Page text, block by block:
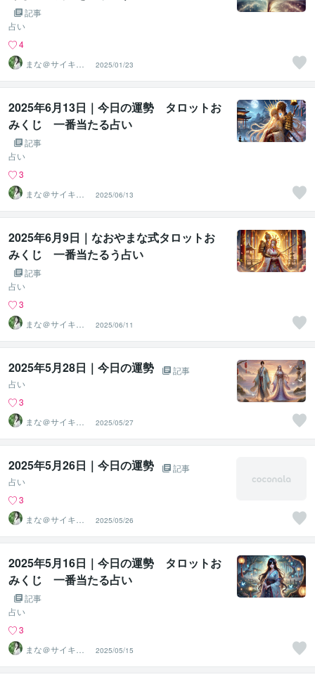
記事
占い
4
まな＠サイキッ
ク能力を覚醒さ
せる専門家
2025/01/23
2025年6月13日｜今日の運勢 タロットお
みくじ 一番当たる占い
記事
占い
3
まな＠サイキッ
ク能力を覚醒さ
せる専門家
2025/06/13
2025年6月9日｜なおやまな式タロットお
みくじ 一番当たるう占い
記事
占い
3
まな＠サイキッ
ク能力を覚醒さ
せる専門家
2025/06/11
2025年5月28日｜今日の運勢
記事
占い
3
まな＠サイキッ
ク能力を覚醒さ
せる専門家
2025/05/27
2025年5月26日｜今日の運勢
記事
占い
3
まな＠サイキッ
ク能力を覚醒さ
せる専門家
2025/05/26
2025年5月16日｜今日の運勢 タロットお
みくじ 一番当たる占い
記事
占い
3
まな＠サイキッ
ク能力を覚醒さ
せる専門家
2025/05/15